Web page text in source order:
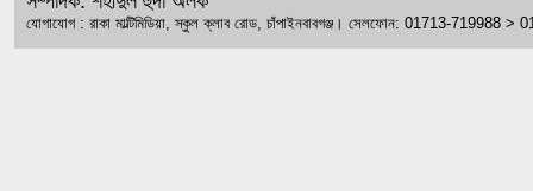
যোগাযোগ : রাকা মাল্টিমিডিয়া, স্কুল ক্লাব রোড, চাঁপাইনবাবগঞ্জ। সেলফোন: 01713-